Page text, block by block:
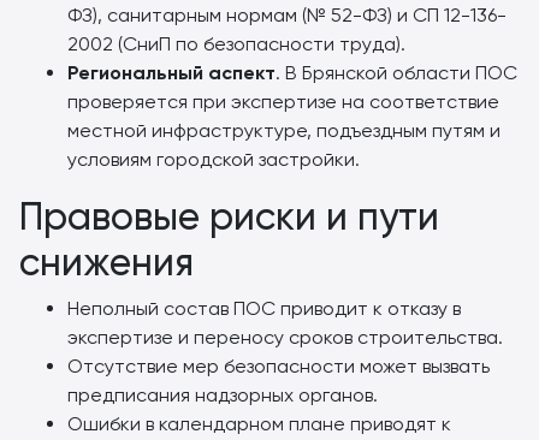
ФЗ), санитарным нормам (№ 52-ФЗ) и СП 12-136-
2002 (СниП по безопасности труда).
Региональный аспект. В Брянской области ПОС
проверяется при экспертизе на соответствие
местной инфраструктуре, подъездным путям и
условиям городской застройки.
Правовые риски и пути
снижения
Неполный состав ПОС приводит к отказу в
экспертизе и переносу сроков строительства.
Отсутствие мер безопасности может вызвать
предписания надзорных органов.
Ошибки в календарном плане приводят к